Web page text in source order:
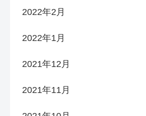
2022年2月
2022年1月
2021年12月
2021年11月